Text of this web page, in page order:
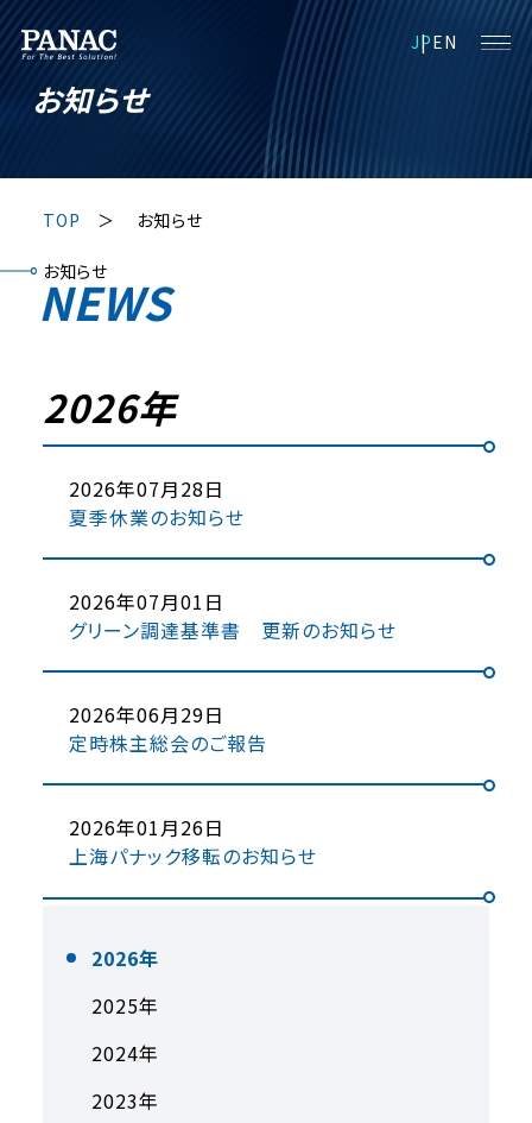
JPEN
お知らせ
TOP お知らせ
お知らせ
NEWS
2026年
2025年
2024年
2023年
2026年
2026年07月28日
夏季休業のお知らせ
2026年07月01日
グリーン調達基準書 更新のお知らせ
2026年06月29日
定時株主総会のご報告
2026年01月26日
上海パナック移転のお知らせ